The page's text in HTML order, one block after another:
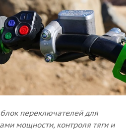
переключателей для
мощности, контроля тяги и